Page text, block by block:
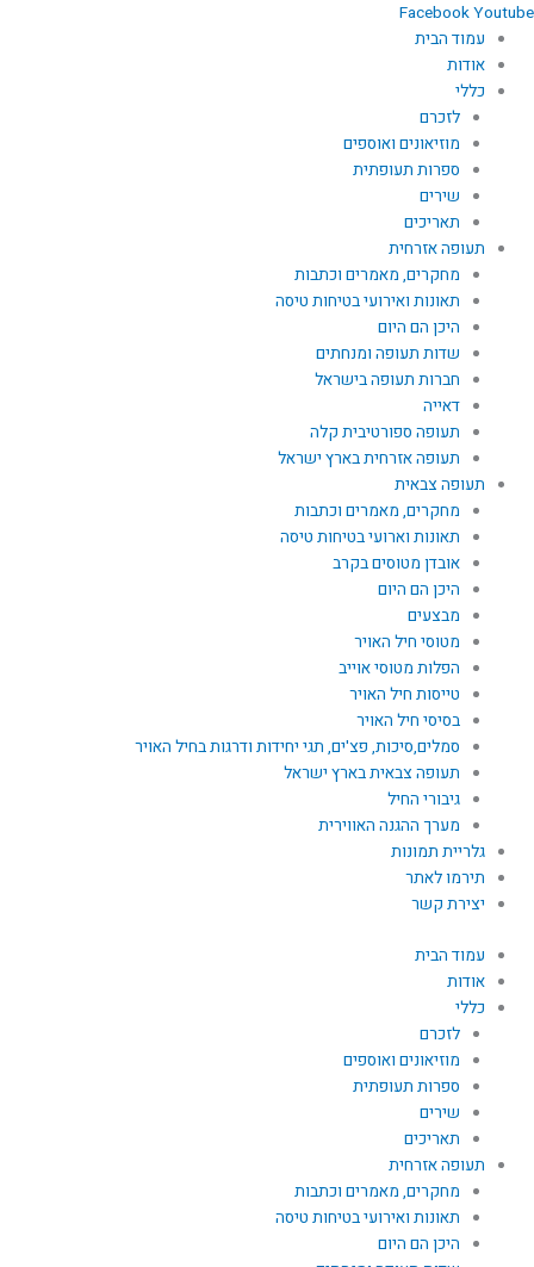
FacebookYoutube
עמוד הבית
אודות
כללי
לזכרם
מוזיאונים ואוספים
ספרות תעופתית
שירים
תאריכים
תעופה אזרחית
מחקרים, מאמרים וכתבות
תאונות ואירועי בטיחות טיסה
היכן הם היום
שדות תעופה ומנחתים
חברות תעופה בישראל
דאייה
תעופה ספורטיבית קלה
תעופה אזרחית בארץ ישראל
תעופה צבאית
מחקרים, מאמרים וכתבות
תאונות וארועי בטיחות טיסה
אובדן מטוסים בקרב
היכן הם היום
מבצעים
מטוסי חיל האויר
הפלות מטוסי אוייב
טייסות חיל האויר
בסיסי חיל האויר
סמלים,סיכות, פצ'ים, תגי יחידות ודרגות בחיל האויר
תעופה צבאית בארץ ישראל
גיבורי החיל
מערך ההגנה האווירית
גלריית תמונות
תירמו לאתר
יצירת קשר
עמוד הבית
אודות
כללי
לזכרם
מוזיאונים ואוספים
ספרות תעופתית
שירים
תאריכים
תעופה אזרחית
מחקרים, מאמרים וכתבות
תאונות ואירועי בטיחות טיסה
היכן הם היום